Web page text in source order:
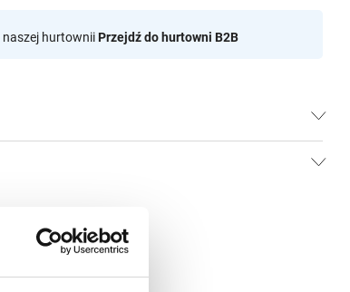
naszej hurtowniiPrzejdź do hurtowni B2B